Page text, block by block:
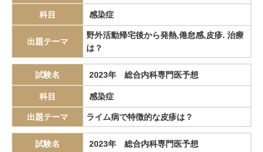
トルバプタン トロンボポエチン受容体作動薬 ナルコレプシー
ニボルマブ ニューモシスチスカリニ肺炎
パーキンソン病 バイアス ハイムリック法 バセドウ病
バゾプレシンV2受容体拮抗薬 パニック障害 バルサルバ法
バレット バレット食道 バレット食道癌 ビグアナイド薬
ビタミンB12欠乏症 ビタミンK
びまん性汎細気管支炎 ビリルビン結石 ピロリ
フィラデルフィア染色体 ブデソニド プラーク
ブリンクマン指数 ブルガダ症候群 フルコナゾール
科目 感染症
出題テーマ
野外活動帰宅後から発熱,倦怠感,皮疹. 治療
は？
試験名 2023年 総合内科専門医予想
科目 感染症
出題テーマ ライム病で特徴的な皮疹は？
試験名 2023年 総合内科専門医予想